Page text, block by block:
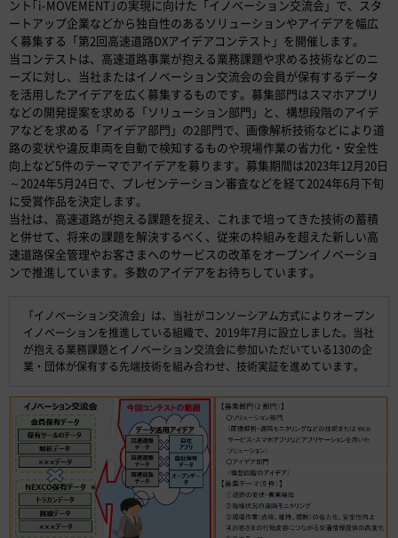
ント｢i-MOVEMENT｣の実現に向けた「イノベーション交流会」で、スタ
ートアップ企業などから独自性のあるソリューションやアイデアを幅広
く募集する「第2回高速道路DXアイデアコンテスト」を開催します。
当コンテストは、高速道路事業が抱える業務課題や求める技術などのニ
ーズに対し、当社またはイノベーション交流会の会員が保有するデータ
を活用したアイデアを広く募集するものです。募集部門はスマホアプリ
などの開発提案を求める「ソリューション部門」と、構想段階のアイデ
アなどを求める「アイデア部門」の2部門で、画像解析技術などにより道
路の変状や違反車両を自動で検知するものや現場作業の省力化・安全性
向上など5件のテーマでアイデアを募ります。募集期間は2023年12月20日
～2024年5月24日で、プレゼンテーション審査などを経て2024年6月下旬
に受賞作品を決定します。
当社は、高速道路が抱える課題を捉え、これまで培ってきた技術の蓄積
と併せて、将来の課題を解決するべく、従来の枠組みを超えた新しい高
速道路保全管理やお客さまへのサービスの改革をオープンイノベーショ
ンで推進しています。多数のアイデアをお待ちしています。
「イノベーション交流会」は、当社がコンソーシアム方式によりオープン
イノベーションを推進している組織で、2019年7月に設立しました。当社
が抱える業務課題とイノベーション交流会に参加いただいている130の企
業・団体が保有する先端技術を組み合わせ、技術実証を進めています。